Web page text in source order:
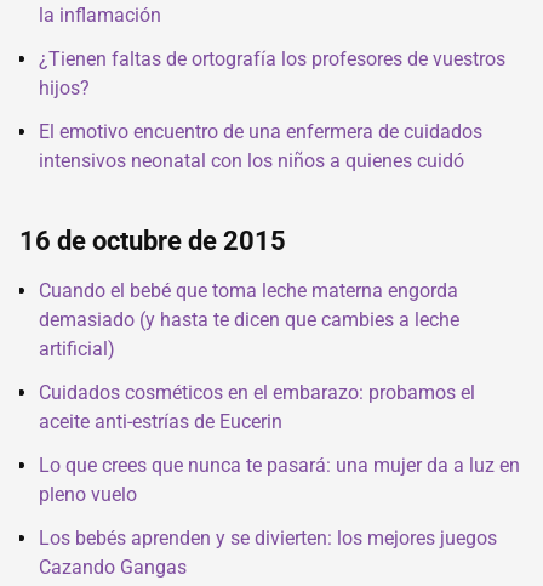
la inflamación
¿Tienen faltas de ortografía los profesores de vuestros
hijos?
El emotivo encuentro de una enfermera de cuidados
intensivos neonatal con los niños a quienes cuidó
16 de octubre de 2015
Cuando el bebé que toma leche materna engorda
demasiado (y hasta te dicen que cambies a leche
artificial)
Cuidados cosméticos en el embarazo: probamos el
aceite anti-estrías de Eucerin
Lo que crees que nunca te pasará: una mujer da a luz en
pleno vuelo
Los bebés aprenden y se divierten: los mejores juegos
Cazando Gangas